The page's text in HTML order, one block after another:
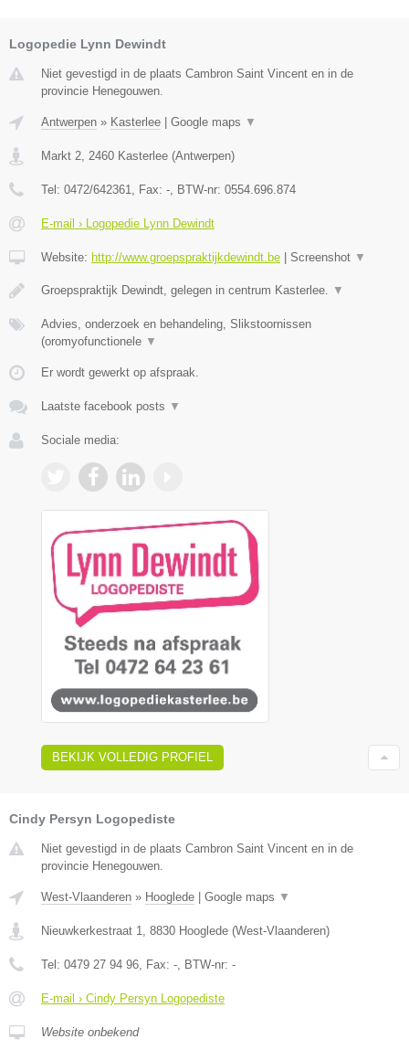
Logopedie Lynn Dewindt
Niet gevestigd in de plaats Cambron Saint Vincent en in de
provincie Henegouwen.
Antwerpen » Kasterlee | Google maps ▼
Markt 2 2460 Kasterlee (Antwerpen)
Tel: 0472/642361 , Fax: - , BTW-nr: 0554.696.874
E-mail › Logopedie Lynn Dewindt
Website: http://www.groepspraktijkdewindt.be | Screenshot ▼
Groepspraktijk Dewindt, gelegen in centrum Kasterlee. ▼
Advies, onderzoek en behandeling, Slikstoornissen
(oromyofunctionele ▼
Er wordt gewerkt op afspraak.
Laatste facebook posts ▼
Sociale media:
BEKIJK VOLLEDIG PROFIEL
Cindy Persyn Logopediste
Niet gevestigd in de plaats Cambron Saint Vincent en in de
provincie Henegouwen.
West-Vlaanderen » Hooglede Google maps ▼
Nieuwkerkestraat 1 8830 Hooglede (West-Vlaanderen)
Tel: 0479 27 94 96 , Fax: - , BTW-nr: -
E-mail › Cindy Persyn Logopediste
Website onbekend